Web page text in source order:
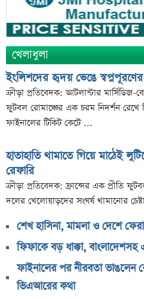
খেলাধুলা
ইংলিশদের হৃদয় ভেঙে স্বপ্নপূরণের
ক্রীড়া প্রতিবেদক: আটলান্টার মার্সিডিজ-
ফুটবল রোমাঞ্চের এক চরম নিদর্শন রেখে
ফাইনালের টিকিট কেটে ...
হাতাহাতি থামাতে গিয়ে মাঠেই
রেফারি
ক্রীড়া প্রতিবেদক: ফ্রান্সের এক প্রীতি
দলের খেলোয়াড়দের সংঘর্ষ থামানোর
শেখ হাসিনা, মামলা ও দেশে
ফিফাকে বড় ধাক্কা, বাংলাদেশসহ
ফাইনালের পর নীরবতা ভাঙলেন
ভিএআরের কথা